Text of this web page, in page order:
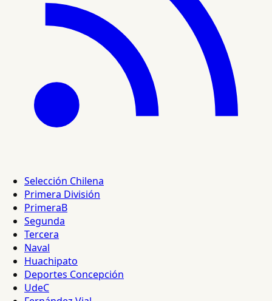
Selección Chilena
Primera División
PrimeraB
Segunda
Tercera
Naval
Huachipato
Deportes Concepción
UdeC